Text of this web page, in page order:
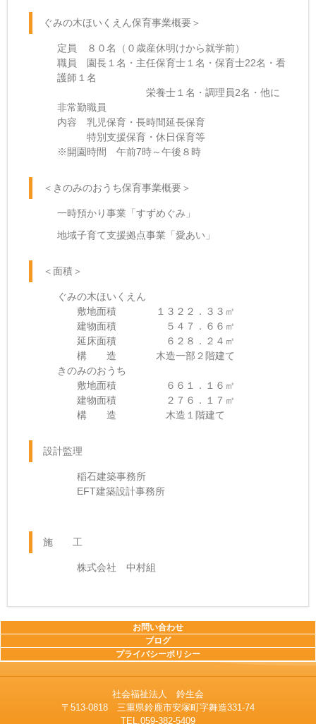
ぐみの木ほいくえん保育事業概要＞
定員 ８０名（０歳産休明けから就学前）
職員 園長１名・主任保育士１名・保育士22名・看
護師１名
栄養士１名・調理員2名・他に
非常勤職員
内容 乳児保育・長時間延長保育
特別支援保育・休日保育等
※開園時間 午前7時～午後８時
＜きのみのおうち保育事業概要＞
一時預かり事業「すずめぐみ」
地域子育て支援拠点事業「愛あい」
＜面積＞
ぐみの木ほいくえん
敷地面積 １３２２．３３㎡
建物面積 ５４７．６６㎡
延床面積 ６２８．２４㎡
構 造 木造一部２階建て
きのみのおうち
敷地面積 ６６１．１６㎡
建物面積 ２７６．１７㎡
構 造 木造１階建て
設計監理
稲石建築事務所
EFT建築設計事務所
施 工
株式会社 中村組
お問い合わせ
ブログ
プライバシーポリシー
社会福祉法人 鈴生会
〒513-0818 三重県鈴鹿市安塚町字舞造331-74
TEL.059-382-5409